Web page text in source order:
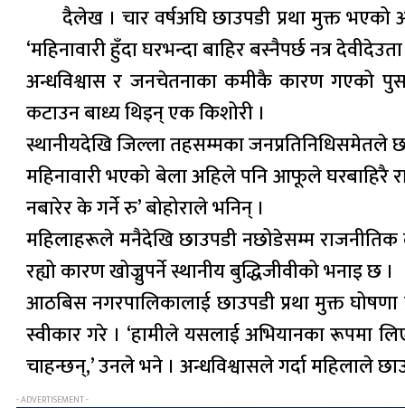
दैलेख । चार वर्षअघि छाउपडी प्रथा मुक्त
‘महिनावारी हुँदा घरभन्दा बाहिर बस्नैपर्छ नत्र
अन्धविश्वास र जनचेतनाका कमीकै कारण गएको
कटाउन बाध्य थिइन् एक किशोरी ।
स्थानीयदेखि जिल्ला तहसम्मका जनप्रतिनिधिसमेतले
महिनावारी भएको बेला अहिले पनि आफूले घरबाहिरै
नबारेर के गर्ने रु’ बोहोराले भनिन् ।
महिलाहरूले मनैदेखि छाउपडी नछोडेसम्म
रह्यो कारण खोज्नुपर्ने स्थानीय बुद्धिजीवीको भनाइ छ ।
आठबिस नगरपालिकालाई छाउपडी प्रथा मुक्त
स्वीकार गरे । ‘हामीले यसलाई अभियानका रूपमा
चाहन्छन्,’ उनले भने । अन्धविश्वासले गर्दा महिलाले
- ADVERTISEMENT -